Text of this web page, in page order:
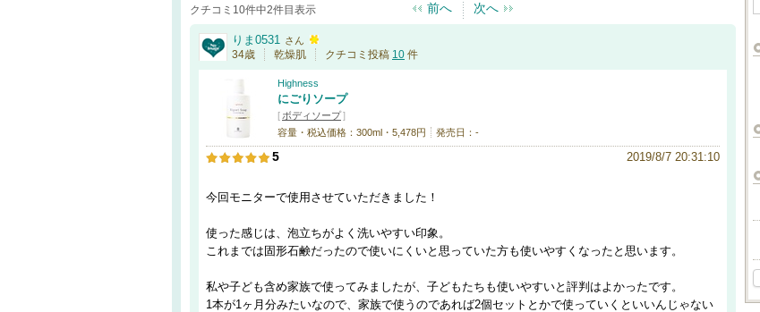
クチコミ10件中2件目表示 前へ 次へ
りま0531 さん
34歳 乾燥肌 クチコミ投稿 10 件
Highness
にごりソープ
[ ボディソープ]
容量・税込価格：300ml・5,478円
発売日：-
5 2019/8/7 20:31:10
今回モニターで使用させていただきました！
使った感じは、泡立ちがよく洗いやすい印象。
これまでは固形石鹸だったので使いにくいと思っていた方も使いやすくなったと思います。
私や子ども含め家族で使ってみましたが、子どもたちも使いやすいと評判はよかったです。
1本が1ヶ月分みたいなので、家族で使うのであれば2個セットとかで使っていくといいんじゃない